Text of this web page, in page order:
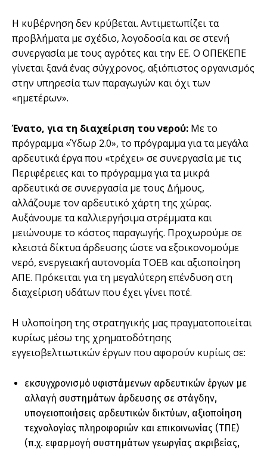
Η κυβέρνηση δεν κρύβεται. Αντιμετωπίζει τα
προβλήματα με σχέδιο, λογοδοσία και σε στενή
συνεργασία με τους αγρότες και την ΕΕ. Ο ΟΠΕΚΕΠΕ
γίνεται ξανά ένας σύγχρονος, αξιόπιστος οργανισμός
στην υπηρεσία των παραγωγών και όχι των
«ημετέρων».
Ένατο, για τη διαχείριση του νερού: Με το
πρόγραμμα «Ύδωρ 2.0», το πρόγραμμα για τα μεγάλα
αρδευτικά έργα που «τρέχει» σε συνεργασία με τις
Περιφέρειες και το πρόγραμμα για τα μικρά
αρδευτικά σε συνεργασία με τους Δήμους,
αλλάζουμε τον αρδευτικό χάρτη της χώρας.
Αυξάνουμε τα καλλιεργήσιμα στρέμματα και
μειώνουμε το κόστος παραγωγής. Προχωρούμε σε
κλειστά δίκτυα άρδευσης ώστε να εξοικονομούμε
νερό, ενεργειακή αυτονομία ΤΟΕΒ και αξιοποίηση
ΑΠΕ. Πρόκειται για τη μεγαλύτερη επένδυση στη
διαχείριση υδάτων που έχει γίνει ποτέ.
Η υλοποίηση της στρατηγικής μας πραγματοποιείται
κυρίως μέσω της χρηματοδότησης
εγγειοβελτιωτικών έργων που αφορούν κυρίως σε:
εκσυγχρονισμό υφιστάμενων αρδευτικών έργων με
αλλαγή συστημάτων άρδευσης σε στάγδην,
υπογειοποιήσεις αρδευτικών δικτύων, αξιοποίηση
τεχνολογίας πληροφοριών και επικοινωνίας (ΤΠΕ)
(π.χ. εφαρμογή συστημάτων γεωργίας ακριβείας,